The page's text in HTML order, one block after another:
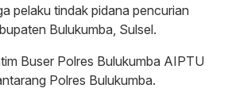
pelaku tindak pidana pencurian
Bulukumba, Sulsel.
Buser Polres Bulukumba AIPTU
Polres Bulukumba.